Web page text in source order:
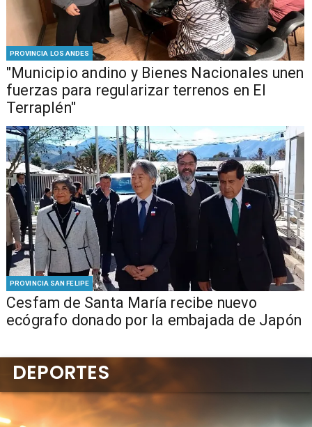
PROVINCIA LOS ANDES
"Municipio andino y Bienes Nacionales unen
fuerzas para regularizar terrenos en El
Terraplén"
PROVINCIA SAN FELIPE
Cesfam de Santa María recibe nuevo
ecógrafo donado por la embajada de Japón
DEPORTES